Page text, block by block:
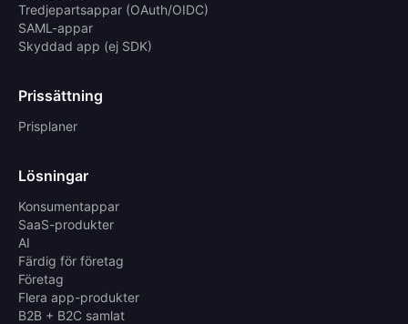
Tredjepartsappar (OAuth/OIDC)
SAML-appar
Skyddad app (ej SDK)
Prissättning
Prisplaner
Lösningar
Konsumentappar
SaaS-produkter
AI
Färdig för företag
Företag
Flera app-produkter
B2B + B2C samlat